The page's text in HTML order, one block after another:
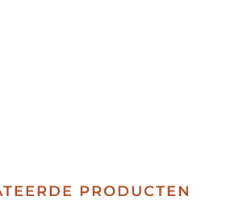
PRODUCTEN